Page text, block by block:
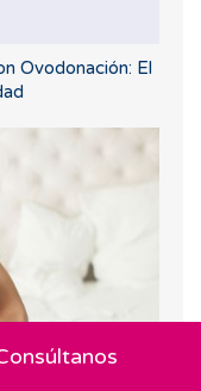
Ovodonación: El